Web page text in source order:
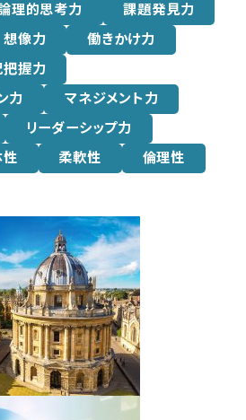
理的思考力
課題発見力
想像力
働きかけ力
把握力
力
マネジメント力
リーダーシップ力
性 柔軟性
倫理性